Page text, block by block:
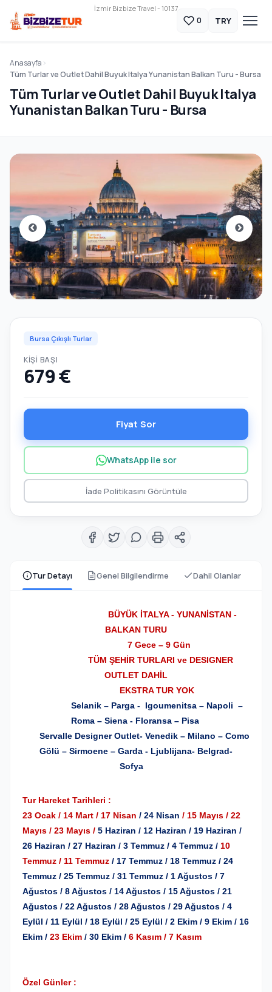
İzmir Bizbize Travel - 10137
0 TRY
Anasayfa
Tüm Turlar ve Outlet Dahil Buyuk Italya Yunanistan Balkan Turu - Bursa
Tüm Turlar ve Outlet Dahil Buyuk Italya
Yunanistan Balkan Turu - Bursa
Tur Detayı Genel Bilgilendirme Dahil Olanlar
BÜYÜK İTALYA - YUNANİSTAN -
BALKAN TURU
7 Gece – 9 Gün
TÜM ŞEHİR TURLARI ve DESIGNER
OUTLET DAHİL
EKSTRA TUR YOK
Selanik – Parga - Igoumenitsa – Napoli –
Roma – Siena - Floransa – Pisa
Servalle Designer Outlet- Venedik – Milano – Como
Gölü – Sirmoene – Garda - Ljublijana- Belgrad-
Sofya
Tur Hareket Tarihleri :
23 Ocak / 14 Mart / 17 Nisan / 24 Nisan / 15 Mayıs / 22
Mayıs / 23 Mayıs / 5 Haziran / 12 Haziran / 19 Haziran /
26 Haziran / 27 Haziran / 3 Temmuz / 4 Temmuz / 10
Temmuz / 11 Temmuz / 17 Temmuz / 18 Temmuz / 24
Temmuz / 25 Temmuz / 31 Temmuz / 1 Ağustos / 7
Ağustos / 8 Ağustos / 14 Ağustos / 15 Ağustos / 21
Ağustos / 22 Ağustos / 28 Ağustos / 29 Ağustos / 4
Eylül / 11 Eylül / 18 Eylül / 25 Eylül / 2 Ekim / 9 Ekim / 16
Ekim / 23 Ekim / 30 Ekim / 6 Kasım / 7 Kasım
Özel Günler :
Bursa Çıkışlı Turlar
KIŞI BAŞI
679 €
Fiyat Sor
WhatsApp ile sor
İade Politikasını Görüntüle